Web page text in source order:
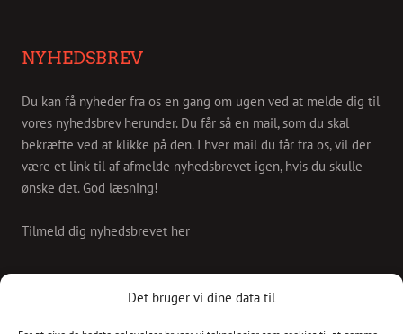
Det bruger vi dine data til
NYHEDSBREV
Du kan få nyheder fra os en gang om ugen ved at melde dig til
vores nyhedsbrev herunder. Du får så en mail, som du skal
bekræfte ved at klikke på den. I hver mail du får fra os, vil der
være et link til af afmelde nyhedsbrevet igen, hvis du skulle
ønske det. God læsning!
Tilmeld dig nyhedsbrevet her